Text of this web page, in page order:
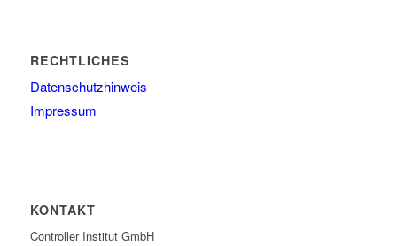
RECHTLICHES
Datenschutzhinweis
Impressum
KONTAKT
Controller Institut GmbH